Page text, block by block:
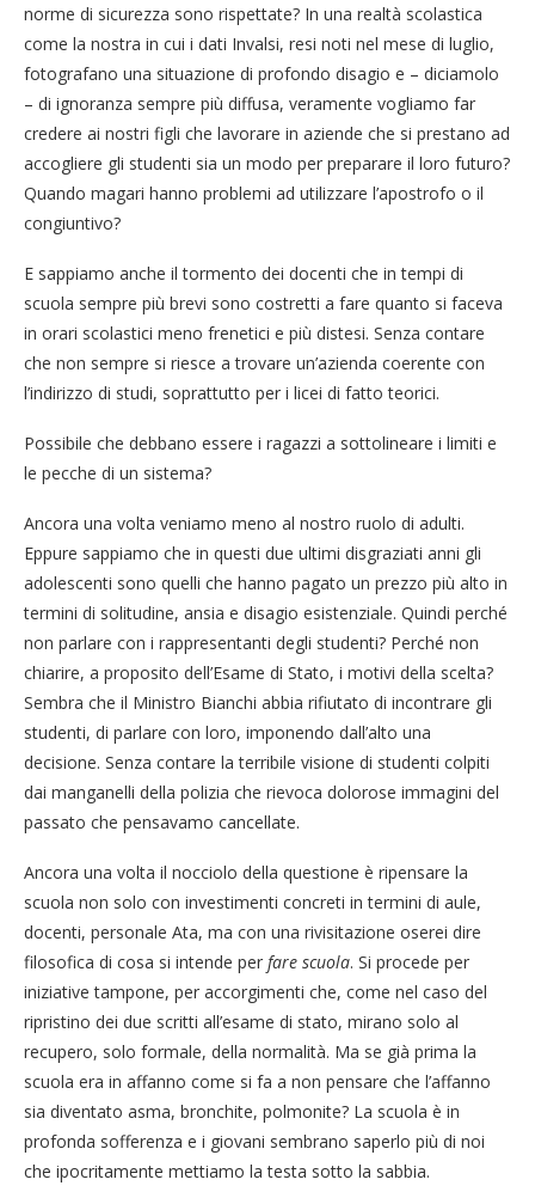
norme di sicurezza sono rispettate? In una realtà scolastica
come la nostra in cui i dati Invalsi, resi noti nel mese di luglio,
fotografano una situazione di profondo disagio e – diciamolo
– di ignoranza sempre più diffusa, veramente vogliamo far
credere ai nostri figli che lavorare in aziende che si prestano ad
accogliere gli studenti sia un modo per preparare il loro futuro?
Quando magari hanno problemi ad utilizzare l’apostrofo o il
congiuntivo?
E sappiamo anche il tormento dei docenti che in tempi di
scuola sempre più brevi sono costretti a fare quanto si faceva
in orari scolastici meno frenetici e più distesi. Senza contare
che non sempre si riesce a trovare un’azienda coerente con
l’indirizzo di studi, soprattutto per i licei di fatto teorici.
Possibile che debbano essere i ragazzi a sottolineare i limiti e
le pecche di un sistema?
Ancora una volta veniamo meno al nostro ruolo di adulti.
Eppure sappiamo che in questi due ultimi disgraziati anni gli
adolescenti sono quelli che hanno pagato un prezzo più alto in
termini di solitudine, ansia e disagio esistenziale. Quindi perché
non parlare con i rappresentanti degli studenti? Perché non
chiarire, a proposito dell’Esame di Stato, i motivi della scelta?
Sembra che il Ministro Bianchi abbia rifiutato di incontrare gli
studenti, di parlare con loro, imponendo dall’alto una
decisione. Senza contare la terribile visione di studenti colpiti
dai manganelli della polizia che rievoca dolorose immagini del
passato che pensavamo cancellate.
Ancora una volta il nocciolo della questione è ripensare la
scuola non solo con investimenti concreti in termini di aule,
docenti, personale Ata, ma con una rivisitazione oserei dire
filosofica di cosa si intende per fare scuola. Si procede per
iniziative tampone, per accorgimenti che, come nel caso del
ripristino dei due scritti all’esame di stato, mirano solo al
recupero, solo formale, della normalità. Ma se già prima la
scuola era in affanno come si fa a non pensare che l’affanno
sia diventato asma, bronchite, polmonite? La scuola è in
profonda sofferenza e i giovani sembrano saperlo più di noi
che ipocritamente mettiamo la testa sotto la sabbia.